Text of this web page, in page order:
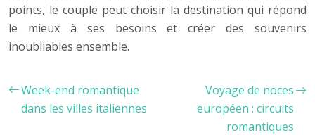
points, le couple peut choisir la destination qui répond
le mieux à ses besoins et créer des souvenirs
inoubliables ensemble.
Week-end romantique
dans les villes italiennes
Voyage de noces
européen : circuits
romantiques